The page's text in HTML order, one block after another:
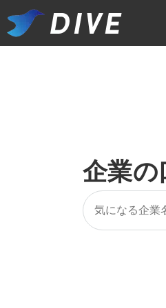
企業の